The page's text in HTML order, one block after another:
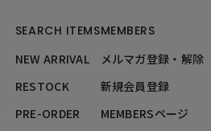
SEARCH ITEMS
NEW ARRIVAL
RESTOCK
PRE-ORDER
MEMBERS
メルマガ登録・解除
新規会員登録
MEMBERSページ